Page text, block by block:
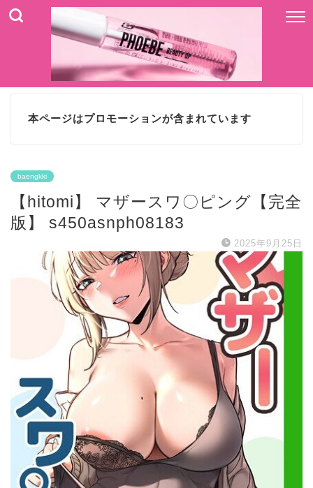
本ページはプロモーションが含まれています
baengkki
【hitomi】 マザースワ〇ピング【完全
版】 s450asnph08183
2025年9月25日